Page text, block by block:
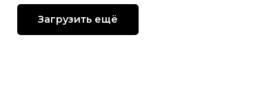
Загрузить ещё